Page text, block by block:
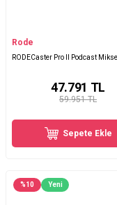
Rode
RODECaster Pro II Podcast
59.951 TL
47.791 TL
Sepete Ekle
%10 Yeni